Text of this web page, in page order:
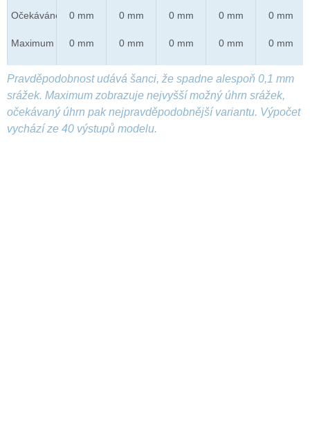
Očekáváno
Maximum
0 mm
0 mm
0 mm
0 mm
0 mm
0 mm
0 mm
0 mm
0 mm
0 mm
Pravděpodobnost udává šanci, že spadne alespoň 0,1 mm
srážek. Maximum zobrazuje nejvyšší možný úhrn srážek,
očekávaný úhrn pak nejpravděpodobnější variantu. Výpočet
vychází ze 40 výstupů modelu.